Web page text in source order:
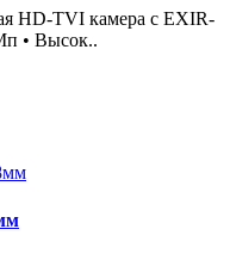
HD-TVI камера с EXIR-
• Высок..